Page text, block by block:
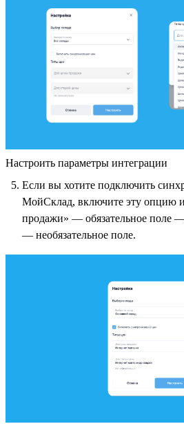
Настроить параметры интеграции
Если вы хотите подключить
МойСклад, включите эту опцию
продажи» — обязательное поле
— необязательное поле.